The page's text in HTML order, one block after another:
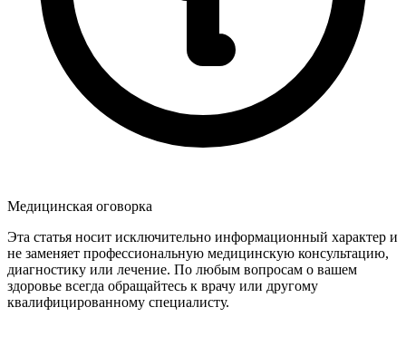
Медицинская оговорка
Эта статья носит исключительно информационный характер и
не заменяет профессиональную медицинскую консультацию,
диагностику или лечение. По любым вопросам о вашем
здоровье всегда обращайтесь к врачу или другому
квалифицированному специалисту.